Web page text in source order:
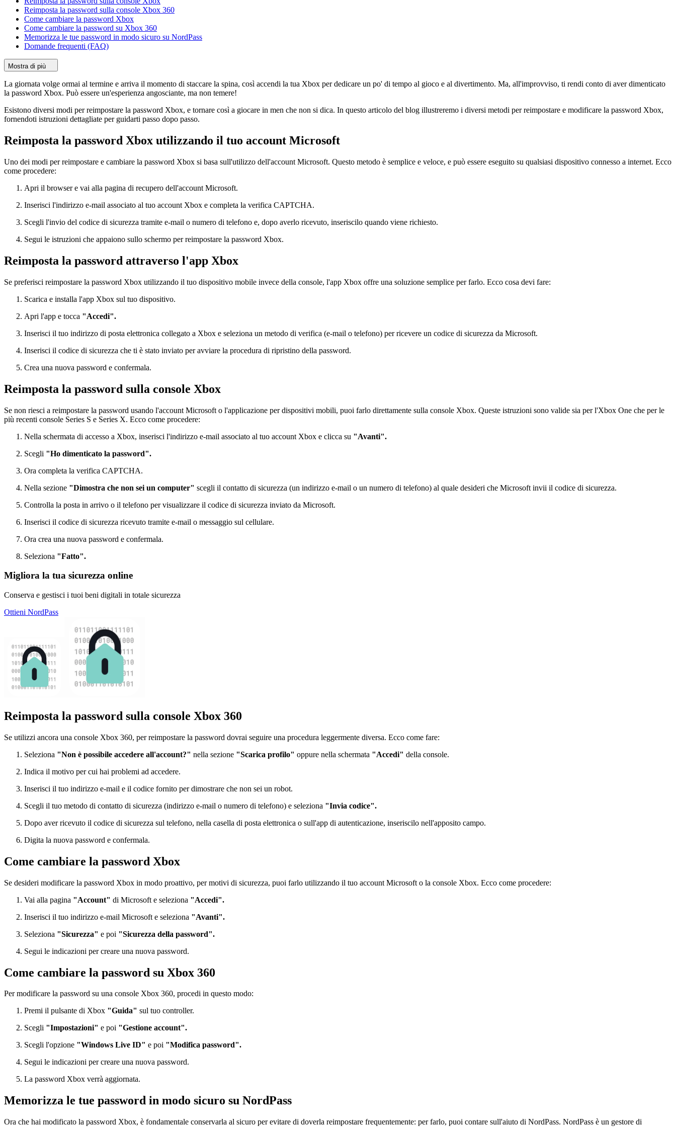
Reimposta la password sulla console Xbox 360
Come cambiare la password Xbox
Come cambiare la password su Xbox 360
Memorizza le tue password in modo sicuro su NordPass
Domande frequenti (FAQ)
Mostra di più
La giornata volge ormai al termine e arriva il momento di staccare la spina, così accendi la tua Xbox per dedicare un po' di tempo al gioco e al divertimento. Ma, all'improvviso, ti rendi conto di aver dimenticato
la password Xbox. Può essere un'esperienza angosciante, ma non temere!
Esistono diversi modi per reimpostare la password Xbox, e tornare così a giocare in men che non si dica. In questo articolo del blog illustreremo i diversi metodi per reimpostare e modificare la password Xbox,
fornendoti istruzioni dettagliate per guidarti passo dopo passo.
Reimposta la password Xbox utilizzando il tuo account Microsoft
Uno dei modi per reimpostare e cambiare la password Xbox si basa sull'utilizzo dell'account Microsoft. Questo metodo è semplice e veloce, e può essere eseguito su qualsiasi dispositivo connesso a internet. Ecco
come procedere:
Apri il browser e vai alla pagina di recupero dell'account Microsoft.
Inserisci l'indirizzo e-mail associato al tuo account Xbox e completa la verifica CAPTCHA.
Scegli l'invio del codice di sicurezza tramite e-mail o numero di telefono e, dopo averlo ricevuto, inseriscilo quando viene richiesto.
Segui le istruzioni che appaiono sullo schermo per reimpostare la password Xbox.
Reimposta la password attraverso l'app Xbox
Se preferisci reimpostare la password Xbox utilizzando il tuo dispositivo mobile invece della console, l'app Xbox offre una soluzione semplice per farlo. Ecco cosa devi fare:
Scarica e installa l'app Xbox sul tuo dispositivo.
Apri l'app e tocca "Accedi".
Inserisci il tuo indirizzo di posta elettronica collegato a Xbox e seleziona un metodo di verifica (e-mail o telefono) per ricevere un codice di sicurezza da Microsoft.
Inserisci il codice di sicurezza che ti è stato inviato per avviare la procedura di ripristino della password.
Crea una nuova password e confermala.
Reimposta la password sulla console Xbox
Se non riesci a reimpostare la password usando l'account Microsoft o l'applicazione per dispositivi mobili, puoi farlo direttamente sulla console Xbox. Queste istruzioni sono valide sia per l'Xbox One che per le
più recenti console Series S e Series X. Ecco come procedere:
Nella schermata di accesso a Xbox, inserisci l'indirizzo e-mail associato al tuo account Xbox e clicca su "Avanti".
Scegli "Ho dimenticato la password".
Ora completa la verifica CAPTCHA.
Nella sezione "Dimostra che non sei un computer" scegli il contatto di sicurezza (un indirizzo e-mail o un numero di telefono) al quale desideri che Microsoft invii il codice di sicurezza.
Controlla la posta in arrivo o il telefono per visualizzare il codice di sicurezza inviato da Microsoft.
Inserisci il codice di sicurezza ricevuto tramite e-mail o messaggio sul cellulare.
Ora crea una nuova password e confermala.
Seleziona "Fatto".
Migliora la tua sicurezza online
Conserva e gestisci i tuoi beni digitali in totale sicurezza
Ottieni NordPass
Reimposta la password sulla console Xbox 360
Se utilizzi ancora una console Xbox 360, per reimpostare la password dovrai seguire una procedura leggermente diversa. Ecco come fare:
Seleziona "Non è possibile accedere all'account?" nella sezione "Scarica profilo" oppure nella schermata "Accedi" della console.
Indica il motivo per cui hai problemi ad accedere.
Inserisci il tuo indirizzo e-mail e il codice fornito per dimostrare che non sei un robot.
Scegli il tuo metodo di contatto di sicurezza (indirizzo e-mail o numero di telefono) e seleziona "Invia codice".
Dopo aver ricevuto il codice di sicurezza sul telefono, nella casella di posta elettronica o sull'app di autenticazione, inseriscilo nell'apposito campo.
Digita la nuova password e confermala.
Come cambiare la password Xbox
Se desideri modificare la password Xbox in modo proattivo, per motivi di sicurezza, puoi farlo utilizzando il tuo account Microsoft o la console Xbox. Ecco come procedere:
Vai alla pagina "Account" di Microsoft e seleziona "Accedi".
Inserisci il tuo indirizzo e-mail Microsoft e seleziona "Avanti".
Seleziona "Sicurezza" e poi "Sicurezza della password".
Segui le indicazioni per creare una nuova password.
Come cambiare la password su Xbox 360
Per modificare la password su una console Xbox 360, procedi in questo modo:
Premi il pulsante di Xbox "Guida" sul tuo controller.
Scegli "Impostazioni" e poi "Gestione account".
Scegli l'opzione "Windows Live ID" e poi "Modifica password".
Segui le indicazioni per creare una nuova password.
La password Xbox verrà aggiornata.
Memorizza le tue password in modo sicuro su NordPass
Ora che hai modificato la password Xbox, è fondamentale conservarla al sicuro per evitare di doverla reimpostare frequentemente: per farlo, puoi contare sull'aiuto di NordPass. NordPass è un gestore di